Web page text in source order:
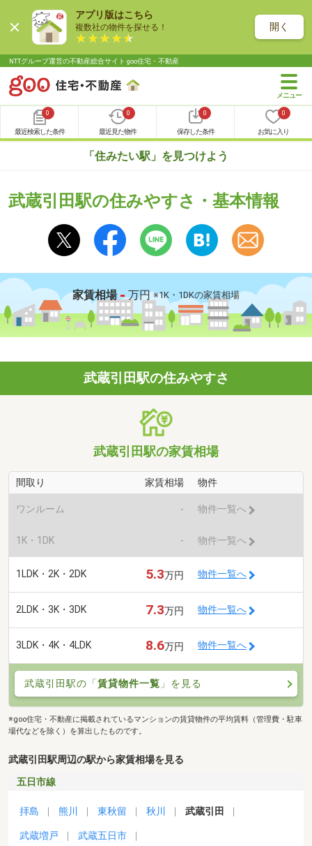
アプリ版はこちら
複数社の物件を探せる！ 開く
NTTグループ運営の不動産総合サイト goo住宅・不動産
0
最近検索した条件
0
最近見た物件
0
保存した条件
0
お気に入り
「住みたい駅」を見つけよう
武蔵引田駅の住みやすさ・基本情報
家賃相場 - 万円 ※1K・1DKの家賃相場
武蔵引田駅の住みやすさ
武蔵引田駅の家賃相場
間取り 家賃相場 物件
ワンルーム - 物件一覧へ
1K・1DK - 物件一覧へ
1LDK・2K・2DK 5.3万円 物件一覧へ
2LDK・3K・3DK 7.3万円 物件一覧へ
3LDK・4K・4LDK 8.6万円 物件一覧へ
武蔵引田駅の「賃貸物件一覧 」を見る
※goo住宅・不動産に掲載されているマンションの賃貸物件の平均賃料（管理費・駐車
場代などを除く）を算出したものです。
武蔵引田駅周辺の駅から家賃相場を見る
五日市線
拝島 熊川 東秋留 秋川 武蔵引田
武蔵増戸 武蔵五日市